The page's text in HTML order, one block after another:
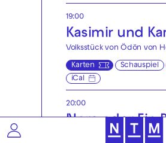
19:00
Kasimir und
Volksstück von Ödön von
Karten Schauspiel
iCal
20:00
Nora oder Ein
von Henrik Ibsen |